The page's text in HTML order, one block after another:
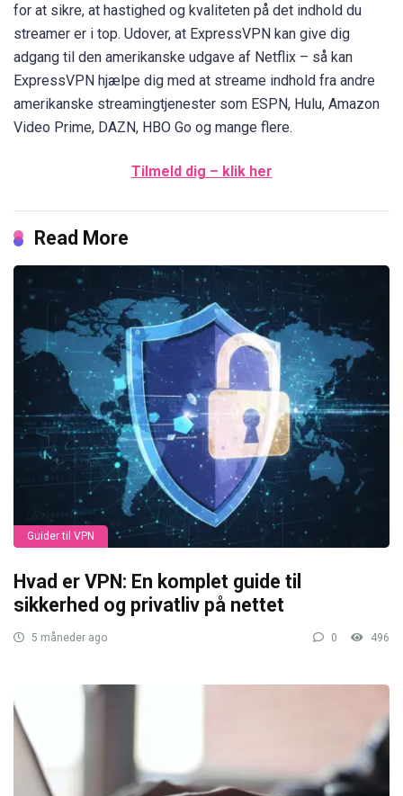
for at sikre, at hastighed og kvaliteten på det indhold du
streamer er i top. Udover, at ExpressVPN kan give dig
adgang til den amerikanske udgave af Netflix – så kan
ExpressVPN hjælpe dig med at streame indhold fra andre
amerikanske streamingtjenester som ESPN, Hulu, Amazon
Video Prime, DAZN, HBO Go og mange flere.
Tilmeld dig – klik her
Read More
Guider til VPN
Hvad er VPN: En komplet guide til
sikkerhed og privatliv på nettet
5 måneder ago 0 496